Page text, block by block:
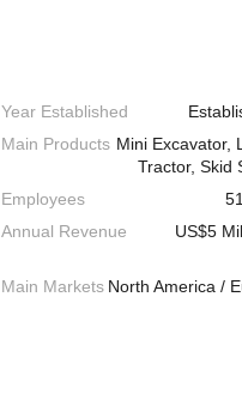
Year Established
Main Products Mini Excavator,
Tractor, Skid
Employees
Annual Revenue
US$5
Main Markets North America /